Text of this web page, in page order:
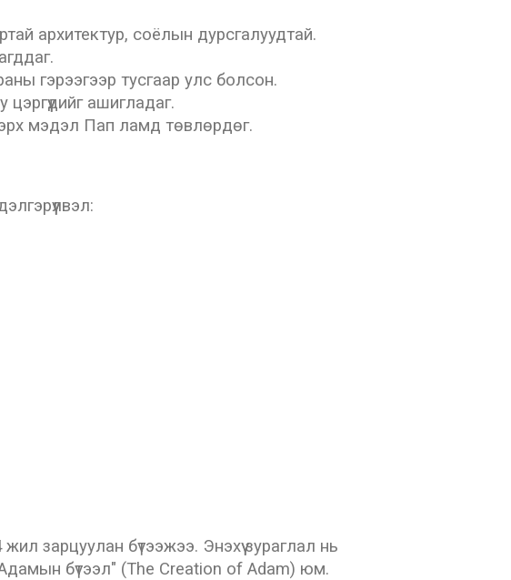
архитектур, соёлын дурсгалуудтай.
гэрээгээр тусгаар улс болсон.
ашигладаг.
мэдэл Пап ламд төвлөрдөг.
зарцуулан бүтээжээ. Энэхүү зураглал нь
бүтээл" (The Creation of Adam) юм.